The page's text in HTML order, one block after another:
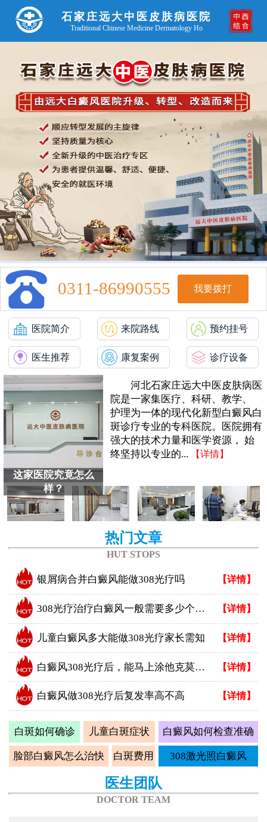
石家庄远大中医皮肤病医院
Traditional Chinese Medicine Dermatology Ho
0311-86990555 我要拨打
医院简介 来院路线 预约挂号
医生推荐 康复案例 诊疗设备
河北石家庄远大中医皮肤病医
院是一家集医疗、科研、教学、
护理为一体的现代化新型白癜风白
斑诊疗专业的专科医院。医院拥有
强大的技术力量和医学资源， 始
终坚持以专业的...
【详情】
这家医院究竟怎么
样？
热门文章
HUT STOPS
银屑病合并白癜风能做308光疗吗 【详情】
308光疗治疗白癜风一般需要多少个疗程 【详情】
儿童白癜风多大能做308光疗家长需知 【详情】
白癜风308光疗后，能马上涂他克莫司吗？正确做法看这里 【详情】
白癜风做308光疗后复发率高不高 【详情】
白斑如何确诊 儿童白斑症状 白癜风如何检查准确
脸部白癜风怎么治快 白斑费用 308激光照白癜风
医生团队
DOCTOR TEAM